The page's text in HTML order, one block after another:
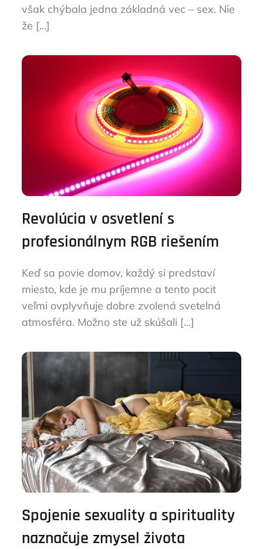
však chýbala jedna základná vec – sex. Nie
že […]
Revolúcia v osvetlení s
profesionálnym RGB riešením
Keď sa povie domov, každý si predstaví
miesto, kde je mu príjemne a tento pocit
veľmi ovplyvňuje dobre zvolená svetelná
atmosféra. Možno ste už skúšali […]
Spojenie sexuality a spirituality
naznačuje zmysel života